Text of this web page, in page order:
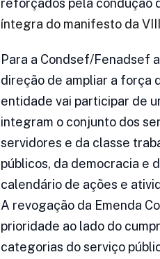
reforçados pela condução
íntegra do manifesto da
Para a Condsef/Fenadsef
direção de ampliar a força
entidade vai participar de
integram o conjunto dos
servidores e da classe
públicos, da democracia e
calendário de ações e
A revogação da Emenda
prioridade ao lado do
categorias do serviço